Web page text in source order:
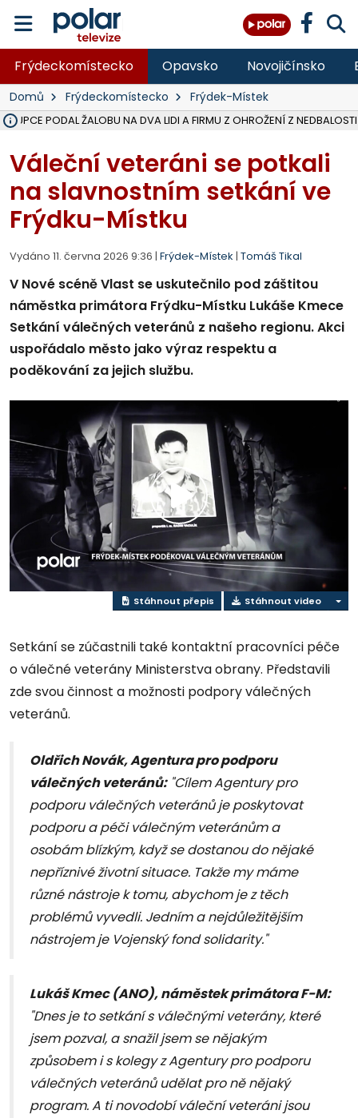
Frýdeckomístecko Opavsko Novojičínsko
Domů Frýdeckomístecko Frýdek-Místek
PODAL ŽALOBU NA DVA LIDI A FIRMU Z OHROŽENÍ Z NEDBALOSTI
Váleční veteráni se potkali
na slavnostním setkání ve
Frýdku-Místku
Vydáno 11. června 2026 9:36 | Frýdek-Místek | Tomáš Tikal
V Nové scéně Vlast se uskutečnilo pod záštitou
náměstka primátora Frýdku-Místku Lukáše Kmece
Setkání válečných veteránů z našeho regionu. Akci
uspořádalo město jako výraz respektu a
poděkování za jejich službu.
Přehrát
video
Stáhnout přepis Stáhnout video
Setkání se zúčastnili také kontaktní pracovníci péče
o válečné veterány Ministerstva obrany. Představili
zde svou činnost a možnosti podpory válečných
veteránů.
Oldřich Novák, Agentura pro podporu
válečných veteránů:"Cílem Agentury pro
podporu válečných veteránů je poskytovat
podporu a péči válečným veteránům a
osobám blízkým, když se dostanou do nějaké
nepříznivé životní situace. Takže my máme
různé nástroje k tomu, abychom je z těch
problémů vyvedli. Jedním a nejdůležitějším
nástrojem je Vojenský fond solidarity."
Lukáš Kmec (ANO), náměstek primátora F-M:
"Dnes je to setkání s válečnými veterány, které
jsem pozval, a snažil jsem se nějakým
způsobem i s kolegy z Agentury pro podporu
válečných veteránů udělat pro ně nějaký
program. A ti novodobí váleční veteráni jsou